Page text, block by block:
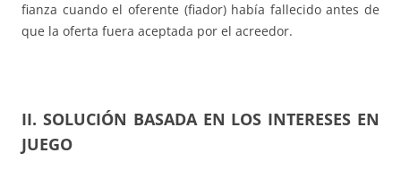
fianza cuando el oferente (fiador) había fallecido antes de
que la oferta fuera aceptada por el acreedor.
II. SOLUCIÓN BASADA EN LOS INTERESES EN
JUEGO